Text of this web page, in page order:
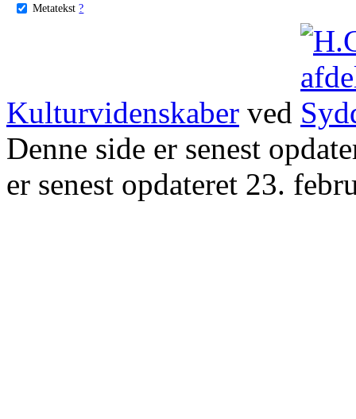
Metatekst ?
Kulturvidenskaber ved
Denne side er senest
er senest opdateret 23.